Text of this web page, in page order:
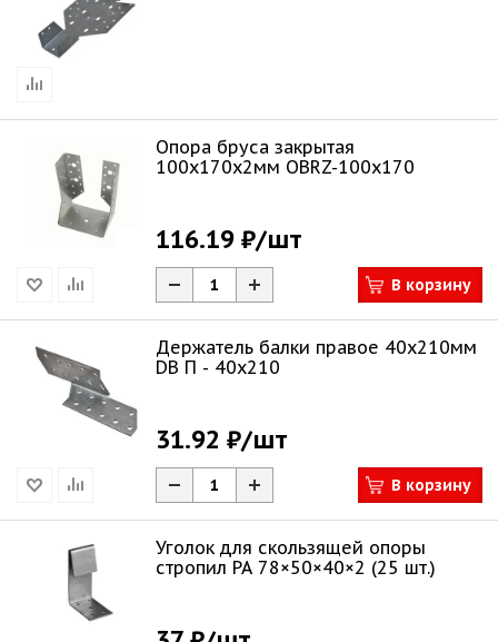
Опора бруса закрытая
100х170х2мм OBRZ-100x170
116.19 ₽/шт
В корзину
Держатель балки правое 40х210мм
DB П - 40x210
31.92 ₽/шт
В корзину
Уголок для скользящей опоры
стропил РА 78×50×40×2 (25 шт.)